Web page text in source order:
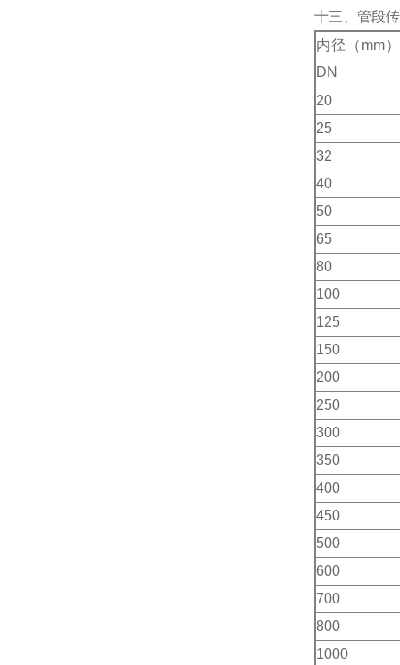
十三、管段
内径（mm）
DN
20
25
32
40
50
65
80
100
125
150
200
250
300
350
400
450
500
600
700
800
1000